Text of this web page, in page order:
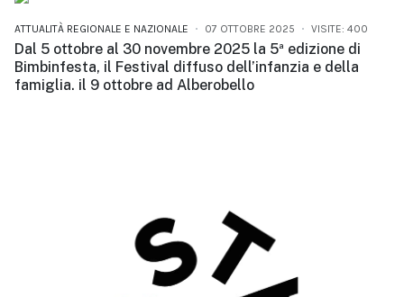
ATTUALITÀ REGIONALE E NAZIONALE 07 OTTOBRE 2025 VISITE: 400
Dal 5 ottobre al 30 novembre 2025 la 5ª edizione di
Bimbinfesta, il Festival diffuso dell’infanzia e della
famiglia. il 9 ottobre ad Alberobello